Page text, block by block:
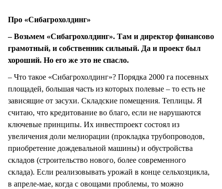
Про «Сибагрохолдинг»
– Возьмем «Сибагрохолдинг». Там и директор финансово
грамотный, и собственник сильный. Да и проект был
хороший. Но его же это не спасло.
– Что такое «Сибагрохолдинг»? Порядка 2000 га посевных
площадей, большая часть из которых полевые – то есть не
зависящие от засухи. Складские помещения. Теплицы. Я
считаю, что кредитование во благо, если не нарушаются
ключевые принципы. Их инвестпроект состоял из
увеличения доли мелиорации (прокладка трубопроводов,
приобретение дождевальной машины) и обустройства
складов (строительство нового, более современного
склада). Если реализовывать урожай в конце сельхозцикла,
в апреле-мае, когда с овощами проблемы, то можно